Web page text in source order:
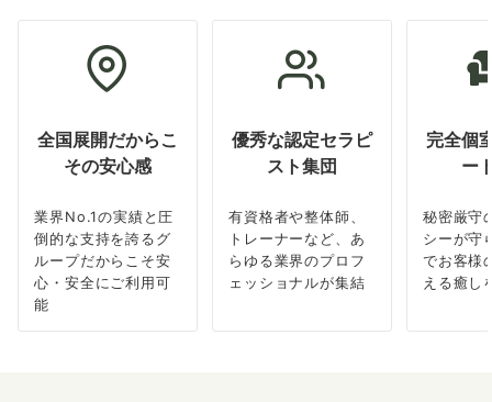
全国展開だからこ
その安心感
業界No.1の実績と圧
倒的な支持を誇るグ
ループだからこそ安
心・安全にご利用可
能
優秀な認定セラピ
スト集団
有資格者や整体師、
トレーナーなど、あ
らゆる業界のプロフ
ェッショナルが集結
完全個
ー
秘密厳守
シーが守
でお客様
える癒し